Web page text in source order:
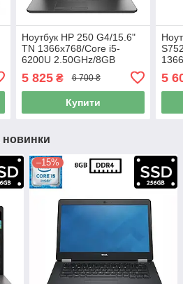
Ноутбук HP 250 G4/15.6"
TN 1366x768/Core i5-
6200U 2.50GHz/8GB
Graphics 520/Камера Б/В
5 825₴ 6 700 ₴
Купити
Б/В
5
новинки
–15%